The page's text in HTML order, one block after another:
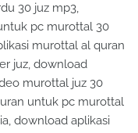
30 juz mp3,
pc murottal 30
murottal al quran
juz, download
murottal juz 30
untuk pc murottal
download aplikasi